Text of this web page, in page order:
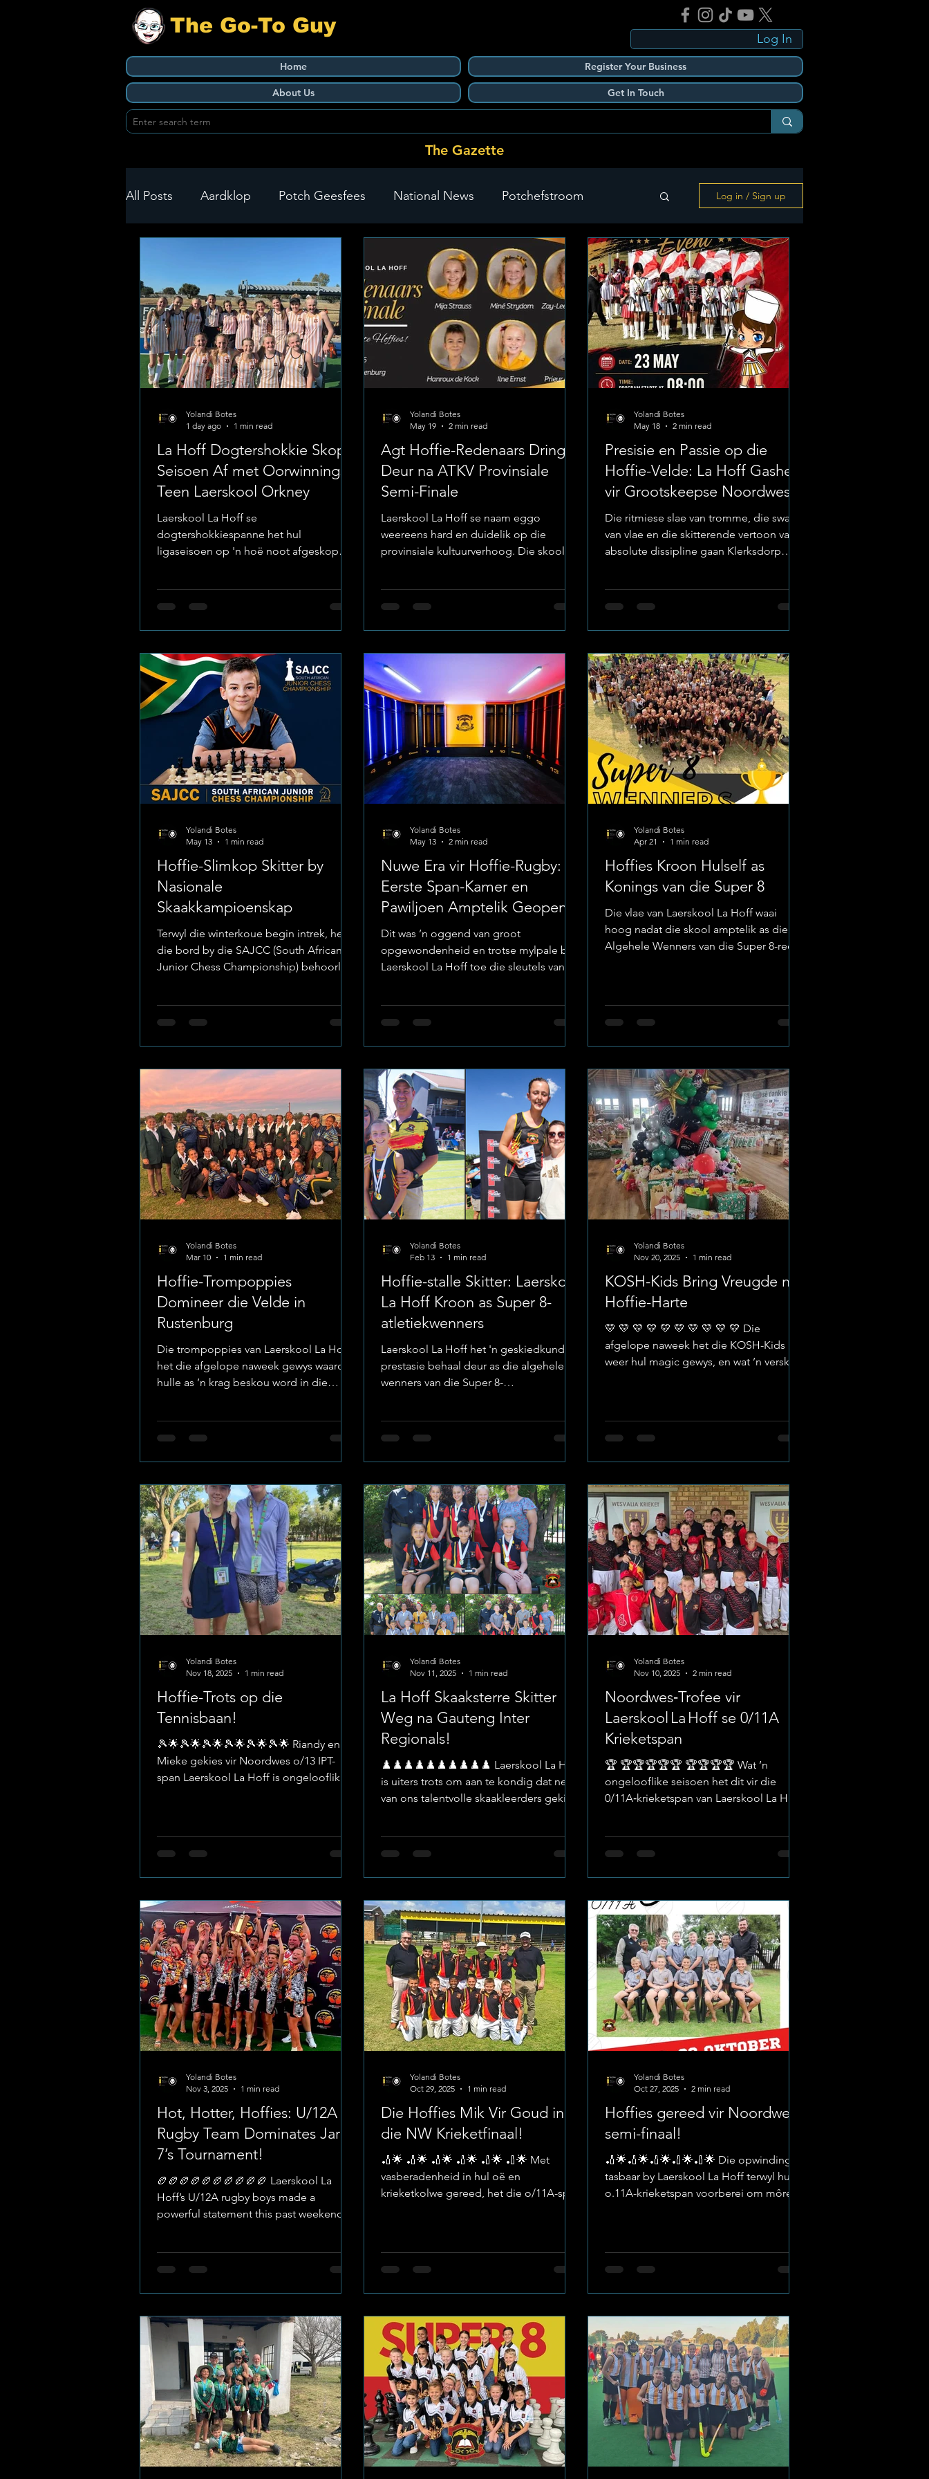
The Go-To Guy
Log In
Home
About Us
Register Your Business
Get In Touch
The Gazette
All Posts Aardklop Potch Geesfees National News Potchefstroom
The Go-To Guy Updates Flo-Tek
Build It Green Health
Log in / Sign up
La Hoff Dogtershokkie Skop
Seisoen Af met Oorwinnings
Teen Laerskool Orkney
Laerskool La Hoff se
dogtershokkiespanne het hul
ligaseisoen op 'n hoë noot afgeskop
Eerstespan-dogters het uitstekende spel
onderskeie wedstryde te beklink.
Foto:Laerskool La Hoff Wedstryduitslae
& Hoogtepunte 🏑 O/11-Dogterspan:
Oorwinning teen Laerskool Orkney 🏑
Eerste Dogterspan: Oorwinning teen
Laerskool Orkney Geleentheidsoorsig:
Skool: Laerskool La Hoff (Hoffies)
Yolandi Botes
1 day ago
1 min read
Agt Hoffie-Redenaars Dring
Deur na ATKV Provinsiale
Semi-Finale
Laerskool La Hoff se naam eggo
weereens hard en duidelik op die
provinsiale kultuurverhoog. Die skool
deurgedring het na die uiters
die nasionale ATKV-
Redenaarskompetisie. Foto: Laerskool
La Hoff Hierdie gesogte geleentheid
vind aanstaande Donderdag, 21 Mei
2026, by Hoërskool Rustenburg plaas,
waar die streek se heel beste sprekers
sake met die woord gaan uitspook.
Skerp Bre
Yolandi Botes
May 19
2 min read
Presisie en Passie op die
Hoffie-Velde: La Hoff Gasheer
vir Grootskeepse Noordwes-
Trompoppiefees
Die ritmiese slae van tromme, die swaai
van vlae en die skitterende vertoon van
absolute dissipline gaan Klerksdorp
gasheer vir die gesogte Noordwes
geleentheid (North-West
Drummajorettes & Cheerleading Event),
wat op Saterdag, 23 Mei 2026, plaasvind.
Foto: Laerskool La Hoff Die skool het ’n
ope uitnodiging aan die hele
gemeenskap gerig om die pawiljoene
vol te maak en die provi
Yolandi Botes
May 18
2 min read
Hoffie-Slimkop Skitter by
Nasionale
Skaakkampioenskap
Terwyl die winterkoue begin intrek, het
die bord by die SAJCC (South African
Junior Chess Championship) behoorlik
Kock het onlangs teen die land se heel
met ’n uitstekende vertoning
teruggekeer huis toe. Foto: Laerskool La
Hoff Strategiese Vernuf op Nasionale
Vlak Die SAJCC is die grootste en mees
kompeterende platform vir jong
skaakspelers in Suid-Afrika, waar sle
Yolandi Botes
May 13
1 min read
Nuwe Era vir Hoffie-Rugby:
Eerste Span-Kamer en
Pawiljoen Amptelik Geopen
Dit was ’n oggend van groot
opgewondenheid en trotse mylpale by
Laerskool La Hoff toe die sleutels van
die skoolhoof, mnr. Anton Smith,
resultaat van ’n kragtige vennootskap
tussen die skool, die sakegemeenskap
en vrygewige borge. Foto: Laerskool La
Hoff ’n Projek Gebore uit
Gemeenskapsgees Die oprigting van
hierdie pragtige fasiliteit het sy
oorsprong gehad by d
Yolandi Botes
May 13
2 min read
Hoffies Kroon Hulself as
Konings van die Super 8
Die vlae van Laerskool La Hoff waai
hoog nadat die skool amptelik as die
Algehele Wenners van die Super 8-reeks
Foto: Laerskool La Hoff ’n Kollektiewe
Poging tot Goud Die titel as algehele
toegeken nie, maar is die resultaat van
die gekombineerde punte en prestasies
van elke span wat deelgeneem het. D
Yolandi Botes
Apr 21
1 min read
Hoffie-Trompoppies
Domineer die Velde in
Rustenburg
Die trompoppies van Laerskool La Hoff
het die afgelope naweek gewys waarom
hulle as ’n krag beskou word in die
Rustenburg teruggekeer het. Image:
Plekke Die "Hoffies" het die kompetisie
met presisie en grasie aangepak, en hul
harde werk is in byna elke kategorie
beloon. Die uitslae spreek boekdele vir
die kwaliteit van hul roetines: Groepe:
Large Non-Prop Pom:
Yolandi Botes
Mar 10
1 min read
Hoffie-stalle Skitter: Laerskool
La Hoff Kroon as Super 8-
atletiekwenners
Laerskool La Hoff het 'n geskiedkundige
prestasie behaal deur as die algehele
wenners van die Super 8-
weerspieëling van die harde werk van
afrigters. Laerskool La Hoff Nuwe
Rekordbrekers Die byeenkoms is
gekenmerk deur uitsonderlike
individuele prestasies waar verskeie
rekords gespat het: Imke Swanepoel
(o.12): Het die rekords vir die 100m, 75m-
hekkies, en 150m-hekkies herskr
Yolandi Botes
Feb 13
1 min read
KOSH-Kids Bring Vreugde na
Hoffie-Harte
💛 💛 💛 💛 💛 💛 💛 💛 💛 💛 Die
afgelope naweek het die KOSH-Kids
weer hul magic gewys, en wat ’n verskil
Laerskool La Hoff Liefde in Aksie Met
speletjies, glimlagte en sorg is daar
jongste gesiggies. Dit was meer as net
'n besoek, dit was 'n ervaring van omgee
en gemeenskapsgees. Laerskool La Hof
Yolandi Botes
Nov 20, 2025
1 min read
Hoffie-Trots op die
Tennisbaan!
🎾🌟🎾🌟🎾🌟🎾🌟🎾🌟🎾🌟 Riandy en
Mieke gekies vir Noordwes o/13 IPT-
span Laerskool La Hoff is ongelooflik
Laerskool La Hoff Met vasberadenheid,
fokus en uitstekende spel het hulle hul
Interprovinsiale Toernooi-span – ’n
prestasie wat net die beste van die beste
behaal. 🏆 Hierdie span sal La
Yolandi Botes
Nov 18, 2025
1 min read
La Hoff Skaaksterre Skitter
Weg na Gauteng Inter
Regionals!
♟️♟️♟️♟️♟️♟️♟️♟️♟️♟️ Laerskool La Hoff
is uiters trots om aan te kondig dat nege
van ons talentvolle skaakleerders gekies
Emperor's Palace plaasvind. Hierdie is ’n
hul harde werk, strategiese vernuf en
toewyding aan die sport. Image:
Laerskool La Hoff 🏅 Gekose Leerders:
Fleur Paarlberg Hanroux de Kock
Leamay Lang Katrijn Paarlberg Donavan
Butler Joe Thiart Aiden H
Yolandi Botes
Nov 11, 2025
1 min read
Noordwes‑Trofee vir
Laerskool La Hoff se 0/11A
Krieketspan
🏆 🏆🏆🏆🏆🏆 🏆🏆🏆🏆 Wat ’n
ongelooflike seisoen het dit vir die
0/11A‑krieketspan van Laerskool La Hoff
Noordwes‑wenners gedeel, ’n prestasie
beklemtoon. Image: Laerskool La Hoff
🏏 ’n Prestasie met Gees en Spanwerk
Alhoewel die eindstryd uiteindelik nie
kon plaasvind nie weens
weersomstandighede, het ons seuns
duidelik bewys dat hulle kampioene in
hart en siel
Yolandi Botes
Nov 10, 2025
2 min read
Hot, Hotter, Hoffies: U/12A
Rugby Team Dominates Jaru
7’s Tournament!
🏉🏉🏉🏉🏉🏉🏉🏉🏉🏉 Laerskool La
Hoff’s U/12A rugby boys made a
powerful statement this past weekend at
determination, and a whole lot of heart,
challenge and came out on top. Image:
Laerskool La Hoff 💥 Clean Sweep
Victory Winning all their matches, the
Hoffies displayed not just raw talent but
excellent teamwork and discipline on
the field. Their performance turned
heads and e
Yolandi Botes
Nov 3, 2025
1 min read
Die Hoffies Mik Vir Goud in
die NW Krieketfinaal!
🏏🌟 🏏🌟 🏏🌟 🏏🌟 🏏🌟 🏏🌟 Met
vasberadenheid in hul oë en
krieketkolwe gereed, het die o/11A-span
ons Hoffies het gewys waarvan hul
gemaak is! Dis nie net ’n wen nie, dis ’n
deursettingsvermoë en Hoffie-gees op
sy beste. Image: Laerskool La Hoff 🔥
Oorwinning in die Semi-finaal Met
strategiese boulwerk, slim
Yolandi Botes
Oct 29, 2025
1 min read
Hoffies gereed vir Noordwes
semi-finaal!
🏏🌟🏏🌟🏏🌟🏏🌟🏏🌟 Die opwinding is
tasbaar by Laerskool La Hoff terwyl hul
o.11A-krieketspan voorberei om môre in
deursettingsvermoë hul plek in die
halfeindronde verdien, en nou is dit tyd
Hoff 💪 ’n Seisoen vol groei en gees Die
Hoffies het die seisoen deur met
indrukwekkende vasberadenheid
gespeel. Met elke w
Yolandi Botes
Oct 27, 2025
2 min read